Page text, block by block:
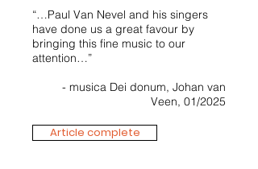
“…Paul Van Nevel and his singers
have done us a great favour by
bringing this fine music to our
attention…”
- musica Dei donum, Johan van
Veen, 01/2025
Article complete